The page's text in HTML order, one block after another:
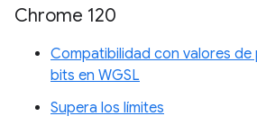
Chrome 120
Compatibilidad con valores
bits en WGSL
Supera los límites